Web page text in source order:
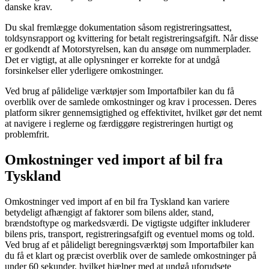
danske krav.
Du skal fremlægge dokumentation såsom registreringsattest,
toldsynsrapport og kvittering for betalt registreringsafgift. Når disse
er godkendt af Motorstyrelsen, kan du ansøge om nummerplader.
Det er vigtigt, at alle oplysninger er korrekte for at undgå
forsinkelser eller yderligere omkostninger.
Ved brug af pålidelige værktøjer som Importafbiler kan du få
overblik over de samlede omkostninger og krav i processen. Deres
platform sikrer gennemsigtighed og effektivitet, hvilket gør det nemt
at navigere i reglerne og færdiggøre registreringen hurtigt og
problemfrit.
Omkostninger ved import af bil fra
Tyskland
Omkostninger ved import af en bil fra Tyskland kan variere
betydeligt afhængigt af faktorer som bilens alder, stand,
brændstoftype og markedsværdi. De vigtigste udgifter inkluderer
bilens pris, transport, registreringsafgift og eventuel moms og told.
Ved brug af et pålideligt beregningsværktøj som Importafbiler kan
du få et klart og præcist overblik over de samlede omkostninger på
under 60 sekunder, hvilket hjælper med at undgå uforudsete